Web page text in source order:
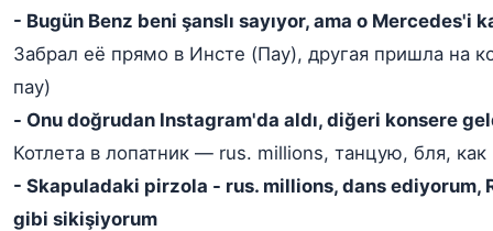
- Bugün Benz beni şanslı sayıyor, ama o Mercedes'i
Забрал её прямо в Инсте (Пау), другая пришла на
пау)
- Onu doğrudan Instagram'da aldı, diğeri konsere
Котлета в лопатник — rus. millions, танцую, бля, как
- Skapuladaki pirzola - rus. millions, dans ediyorum,
gibi sikişiyorum